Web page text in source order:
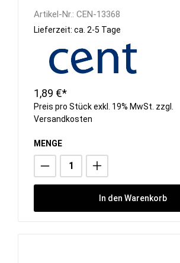
Artikel-Nr.: CEN-13368
Lieferzeit: ca. 2-5 Tage
1,89 €*
Preis pro Stück exkl. 19% MwSt. zzgl.
Versandkosten
MENGE
In den Warenkorb